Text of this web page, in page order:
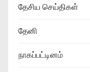
தேசிய செய்திகள்
தேனி
நாகப்பட்டினம்